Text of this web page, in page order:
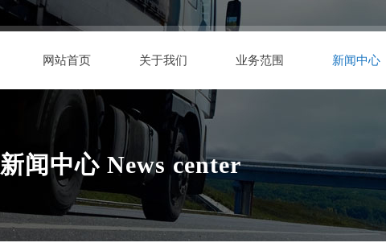
网站首页 关于我们 业务范围 新闻中心
新闻中心 News center